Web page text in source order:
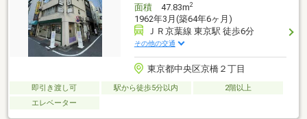
面積47.83m2
1962年3月(築64年6ヶ月)
ＪＲ京葉線 東京駅 徒歩6分
その他の交通
東京都中央区京橋２丁目
即引き渡し可 駅から徒歩5分以内
2階以上
エレベーター